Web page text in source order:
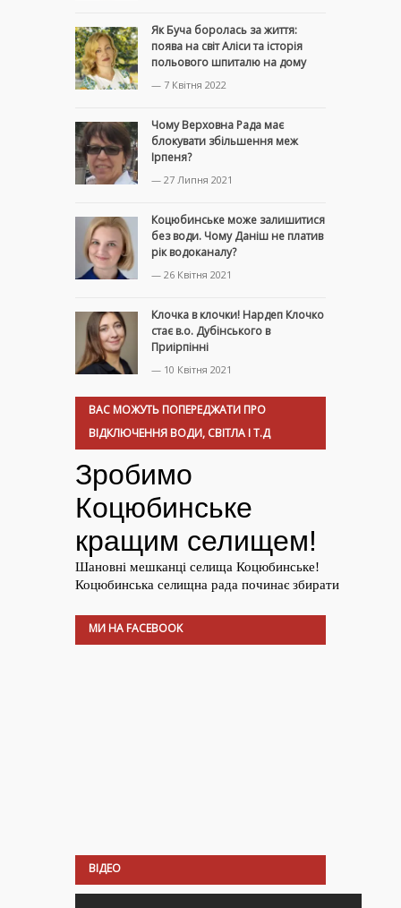
Як Буча боролась за життя:
поява на світ Аліси та історія
польового шпиталю на дому
— 7 Квітня 2022
Чому Верховна Рада має
блокувати збільшення меж
Ірпеня?
— 27 Липня 2021
Коцюбинське може залишитися
без води. Чому Даніш не платив
рік водоканалу?
— 26 Квітня 2021
Клочка в клочки! Нардеп Клочко
стає в.о. Дубінського в
Приірпінні
— 10 Квітня 2021
ВАС МОЖУТЬ ПОПЕРЕДЖАТИ ПРО
ВІДКЛЮЧЕННЯ ВОДИ, СВІТЛА І Т.Д
МИ НА FACEBOOK
ВІДЕО